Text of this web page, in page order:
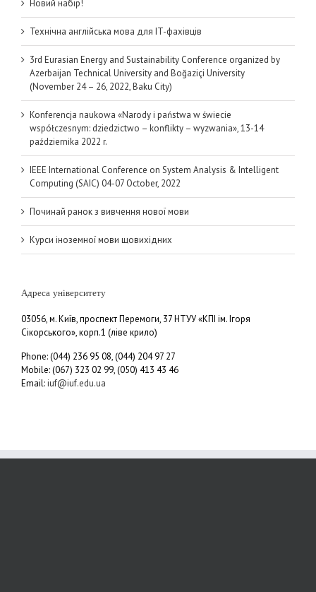
Новий набір!
Технічна англійська мова для IT-фахівців
3rd Eurasian Energy and Sustainability Conference organized by
Azerbaijan Technical University and Boğaziçi University
(November 24 – 26, 2022, Baku City)
Konferencja naukowa «Narody i państwa w świecie
współczesnym: dziedzictwo – konflikty – wyzwania», 13-14
października 2022 r.
IEEE International Conference on System Analysis & Intelligent
Computing (SAIC) 04-07 October, 2022
Починай ранок з вивчення нової мови
Курси іноземної мови щовихідних
Адреса університету
03056, м. Київ, проспект Перемоги, 37 НТУУ «КПІ ім. Ігоря
Сікорського», корп.1 (ліве крило)
Phone: (044) 236 95 08, (044) 204 97 27
Mobile: (067) 323 02 99, (050) 413 43 46
Email:iuf@iuf.edu.ua